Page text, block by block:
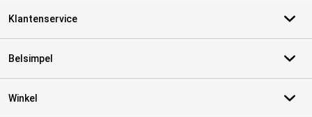
Klantenservice
Belsimpel
Winkel